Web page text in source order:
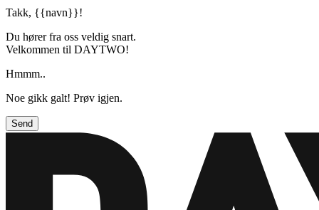
Takk, {{navn}}!
Du hører fra oss veldig snart.
Velkommen til DAYTWO!
Hmmm..
Noe gikk galt! Prøv igjen.
Send